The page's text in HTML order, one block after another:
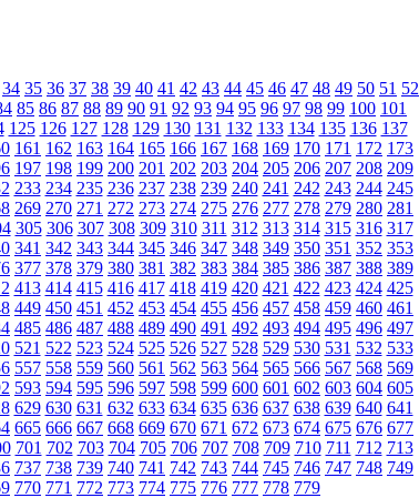
34 35 36 37 38 39 40 41 42 43 44 45 46 47 48 49 50 51 52
85 86 87 88 89 90 91 92 93 94 95 96 97 98 99 100 101
125 126 127 128 129 130 131 132 133 134 135 136 137
161 162 163 164 165 166 167 168 169 170 171 172 173
197 198 199 200 201 202 203 204 205 206 207 208 209
233 234 235 236 237 238 239 240 241 242 243 244 245
269 270 271 272 273 274 275 276 277 278 279 280 281
305 306 307 308 309 310 311 312 313 314 315 316 317
341 342 343 344 345 346 347 348 349 350 351 352 353
377 378 379 380 381 382 383 384 385 386 387 388 389
413 414 415 416 417 418 419 420 421 422 423 424 425
449 450 451 452 453 454 455 456 457 458 459 460 461
485 486 487 488 489 490 491 492 493 494 495 496 497
521 522 523 524 525 526 527 528 529 530 531 532 533
557 558 559 560 561 562 563 564 565 566 567 568 569
593 594 595 596 597 598 599 600 601 602 603 604 605
629 630 631 632 633 634 635 636 637 638 639 640 641
665 666 667 668 669 670 671 672 673 674 675 676 677
701 702 703 704 705 706 707 708 709 710 711 712 713
737 738 739 740 741 742 743 744 745 746 747 748 749
770 771 772 773 774 775 776 777 778 779